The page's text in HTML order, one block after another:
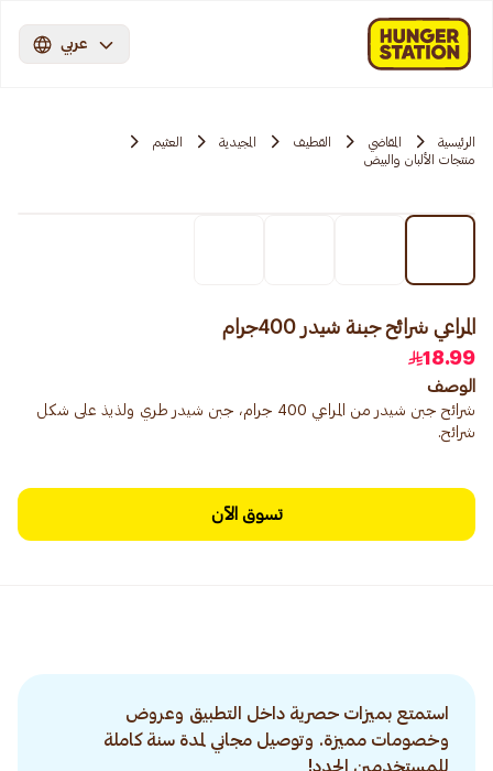
عربي
الرئيسية المقاضي القطيف المجيدية
العثيم
منتجات الألبان والبيض
المراعي شرائح جبنة شيدر 400جرام
18.99
الوصف
شرائح جبن شيدر من المراعي 400 جرام، جبن شيدر طري ولذيذ على شكل
شرائح.
تسوق الآن
استمتع بميزات حصرية داخل التطبيق وعروض
وخصومات مميزة. وتوصيل مجاني لمدة سنة كاملة
للمستخدمين الجدد!